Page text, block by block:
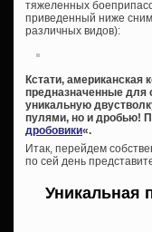
тяжеленных
приведенный ниже
различных видов):
Кстати, американская
предназначенные для
уникальную
пулями, но и дробью!
дробовики«.
Итак, перейдем
по сей день
Уникальная